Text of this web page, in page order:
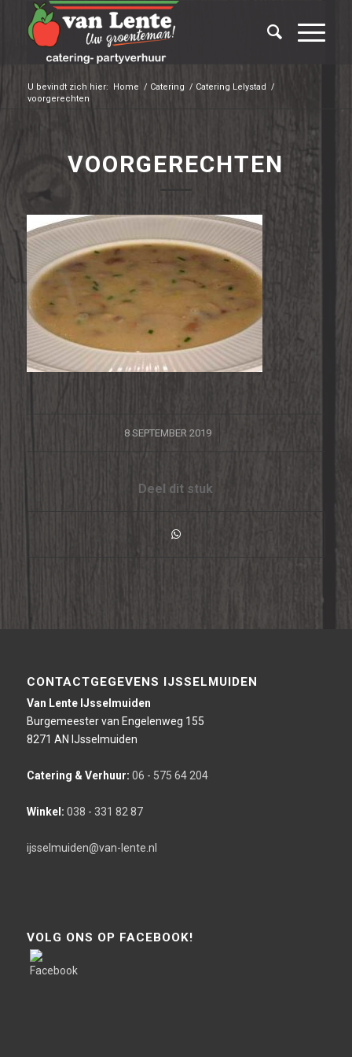
U bevindt zich hier: Home / Catering / Catering Lelystad /
voorgerechten
VOORGERECHTEN
8 SEPTEMBER 2019
/
Deel dit stuk
CONTACTGEGEVENS IJSSELMUIDEN
Van Lente IJsselmuiden
Burgemeester van Engelenweg 155
8271 AN IJsselmuiden
Catering & Verhuur: 06 - 575 64 204
Winkel: 038 - 331 82 87
ijsselmuiden@van-lente.nl
VOLG ONS OP FACEBOOK!